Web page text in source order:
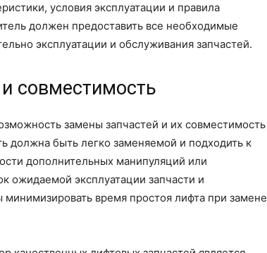
условия эксплуатации и правила
должен предоставить все необходимые
эксплуатации и обслуживания запчастей.
совместимость
замены запчастей и их совместимость
должна быть легко заменяемой и подходить к
дополнительных манипуляций или
ожидаемой эксплуатации запчасти и
время простоя лифта при замене